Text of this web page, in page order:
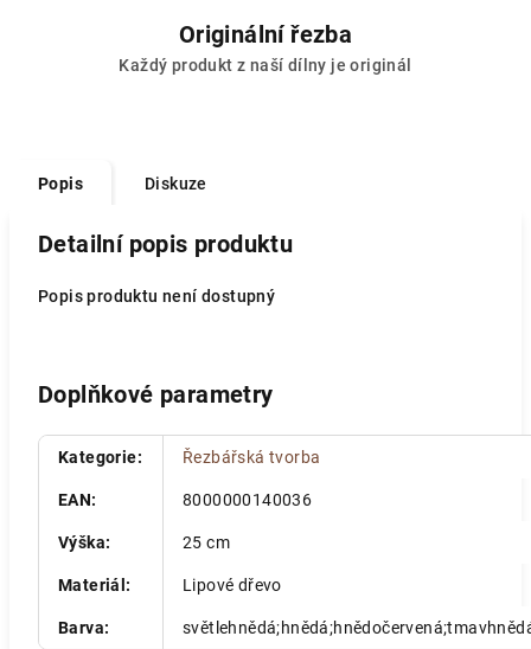
Originální řezba
Každý produkt z naší dílny je originál
Popis Diskuze
Detailní popis produktu
Popis produktu není dostupný
Doplňkové parametry
Kategorie: Řezbářská tvorba
EAN: 8000000140036
Výška: 25 cm
Materiál : Lipové dřevo
Barva: